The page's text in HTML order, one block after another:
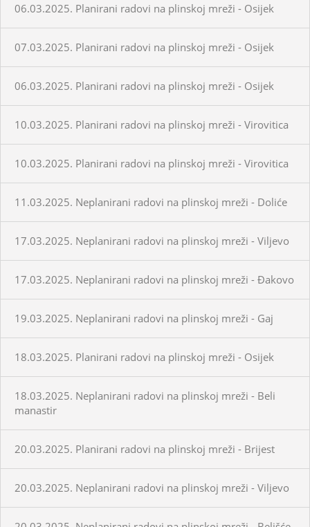
06.03.2025. Planirani radovi na plinskoj mreži - Osijek
07.03.2025. Planirani radovi na plinskoj mreži - Osijek
06.03.2025. Planirani radovi na plinskoj mreži - Osijek
10.03.2025. Planirani radovi na plinskoj mreži - Virovitica
10.03.2025. Planirani radovi na plinskoj mreži - Virovitica
11.03.2025. Neplanirani radovi na plinskoj mreži - Doliće
17.03.2025. Neplanirani radovi na plinskoj mreži - Viljevo
17.03.2025. Neplanirani radovi na plinskoj mreži - Đakovo
19.03.2025. Neplanirani radovi na plinskoj mreži - Gaj
18.03.2025. Planirani radovi na plinskoj mreži - Osijek
18.03.2025. Neplanirani radovi na plinskoj mreži - Beli
manastir
20.03.2025. Planirani radovi na plinskoj mreži - Brijest
20.03.2025. Neplanirani radovi na plinskoj mreži - Viljevo